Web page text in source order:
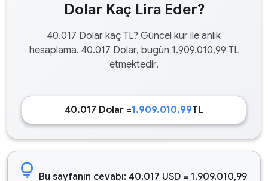
Dolar Kaç Lira Eder?
40.017 Dolar kaç TL? Güncel kur ile anlık
hesaplama. 40.017 Dolar, bugün 1.909.010,99 TL
etmektedir.
40.017 Dolar =1.909.010,99TL
lightbulb Bu sayfanın cevabı: 40.017 USD = 1.909.010,99